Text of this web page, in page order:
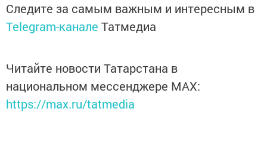
Следите за самым важным и интересным в
Telegram-канале Татмедиа
Читайте новости Татарстана в
национальном мессенджере MАХ:
https://max.ru/tatmedia